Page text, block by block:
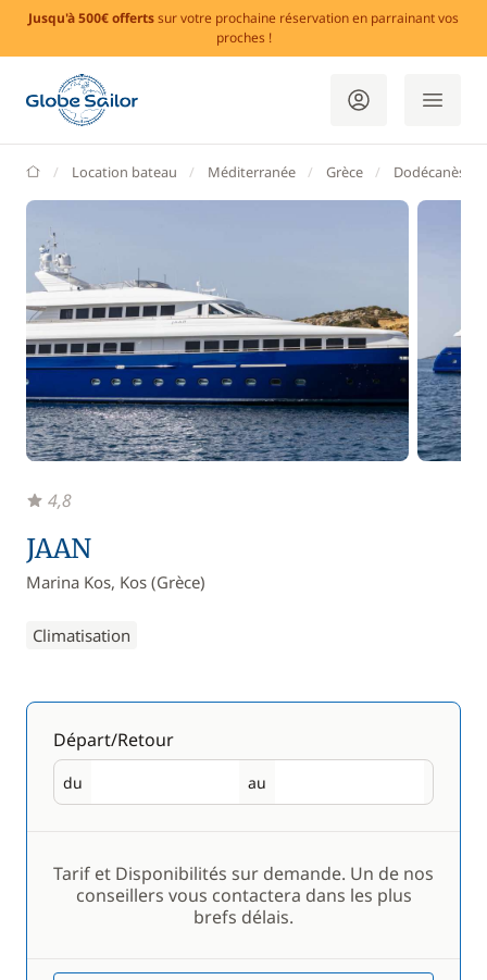
Jusqu'à 500€ offertssur votre prochaine réservation en parrainant vos
proches !
GlobeSailor
Location bateau Méditerranée Grèce Dodécanèse
JAAN
Marina Kos, Kos (Grèce)
Climatisation
4,8
Départ/Retour
du
Départ au
Retour
Tarif et Disponibilités sur demande. Un de nos
conseillers vous contactera dans les plus
brefs délais.